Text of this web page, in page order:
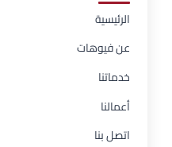
الرئيسية
عن فيوهات
خدماتنا
أعمالنا
اتصل بنا